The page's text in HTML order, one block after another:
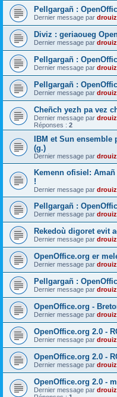
Pellgargañ :
Dernier message par
Diviz : geriaoueg
Dernier message par
Pellgargañ :
Dernier message par
Pellgargañ :
Dernier message par
Cheñch yezh pa vez
Dernier message par
Réponses : 2
IBM et Sun
(g.)
Dernier message par
Kemenn ofisiel:
!
Dernier message par
Pellgargañ :
Dernier message par
Rekedoù digoret evit
Dernier message par
OpenOffice.org er
Dernier message par
Pellgargañ :
Dernier message par
OpenOffice.org -
Dernier message par
OpenOffice.org 2.0 -
Dernier message par
OpenOffice.org 2.0 -
Dernier message par
OpenOffice.org 2.0 -
Dernier message par